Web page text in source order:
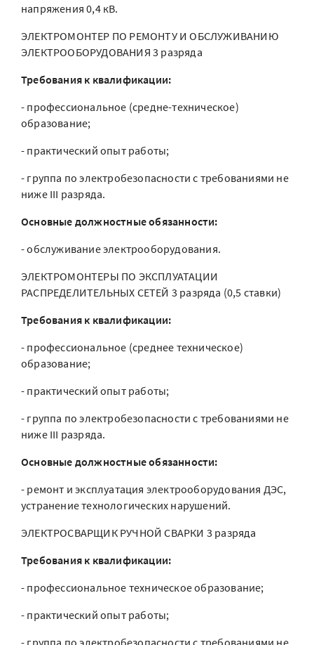
напряжения 0,4 кВ.
ЭЛЕКТРОМОНТЕР ПО РЕМОНТУ И ОБСЛУЖИВАНИЮ
ЭЛЕКТРООБОРУДОВАНИЯ 3 разряда
Требования к квалификации:
- профессиональное (средне-техническое)
образование;
- практический опыт работы;
- группа по электробезопасности с требованиями не
ниже III разряда.
Основные должностные обязанности:
- обслуживание электрооборудования.
ЭЛЕКТРОМОНТЕРЫ ПО ЭКСПЛУАТАЦИИ
РАСПРЕДЕЛИТЕЛЬНЫХ СЕТЕЙ 3 разряда (0,5 ставки)
Требования к квалификации:
- профессиональное (среднее техническое)
образование;
- практический опыт работы;
- группа по электробезопасности с требованиями не
ниже III разряда.
Основные должностные обязанности:
- ремонт и эксплуатация электрооборудования ДЭС,
устранение технологических нарушений.
ЭЛЕКТРОСВАРЩИК РУЧНОЙ СВАРКИ 3 разряда
Требования к квалификации:
- профессиональное техническое образование;
- практический опыт работы;
- группа по электробезопасности с требованиями не